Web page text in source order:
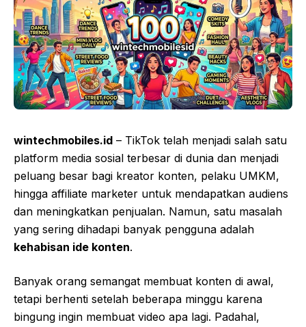
wintechmobiles.id – TikTok telah menjadi salah satu
platform media sosial terbesar di dunia dan menjadi
peluang besar bagi kreator konten, pelaku UMKM,
hingga affiliate marketer untuk mendapatkan audiens
dan meningkatkan penjualan. Namun, satu masalah
yang sering dihadapi banyak pengguna adalah
kehabisan ide konten.
Banyak orang semangat membuat konten di awal,
tetapi berhenti setelah beberapa minggu karena
bingung ingin membuat video apa lagi. Padahal,